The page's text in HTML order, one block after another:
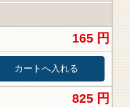
165 円
825 円